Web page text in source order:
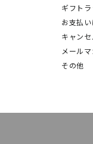
ギフト
お支払
キャン
メール
その他